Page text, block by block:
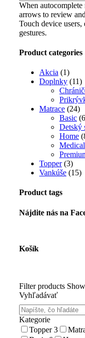
When autocomplete
arrows to review
Touch device
gestures.
Product categories
Akcia (1)
Doplnky (11)
Matrace (24)
Basic
Detský
Home
Medical
Topper (3)
Vankúše (15)
Product tags
Nájdite nás na
Košík
Filter products
Vyhľadávať
Kategorie
Topper3